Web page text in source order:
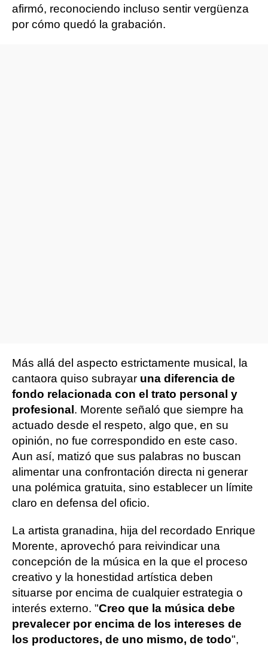
afirmó, reconociendo incluso sentir vergüenza
por cómo quedó la grabación.
Más allá del aspecto estrictamente musical, la
cantaora quiso subrayar una diferencia de
fondo relacionada con el trato personal y
profesional . Morente señaló que siempre ha
actuado desde el respeto, algo que, en su
opinión, no fue correspondido en este caso.
Aun así, matizó que sus palabras no buscan
alimentar una confrontación directa ni generar
una polémica gratuita, sino establecer un límite
claro en defensa del oficio.
La artista granadina, hija del recordado Enrique
Morente, aprovechó para reivindicar una
concepción de la música en la que el proceso
creativo y la honestidad artística deben
situarse por encima de cualquier estrategia o
interés externo. "Creo que la música debe
prevalecer por encima de los intereses de
los productores, de uno mismo, de todo",